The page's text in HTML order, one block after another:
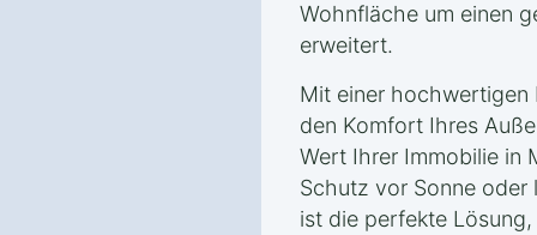
Wohnfläche um einen
erweitert.
Mit einer hochwertigen
den Komfort Ihres
Wert Ihrer Immobilie in
Schutz vor Sonne oder
ist die perfekte